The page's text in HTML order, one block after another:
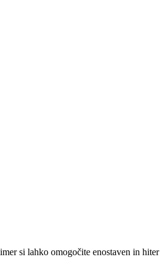
si lahko omogočite enostaven in hiter